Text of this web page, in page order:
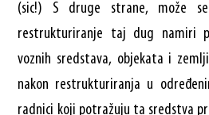
(sic!) S druge strane, može
restrukturiranje taj dug namiri
voznih sredstava, objekata i
nakon restrukturiranja u
radnici koji potražuju ta sredstva